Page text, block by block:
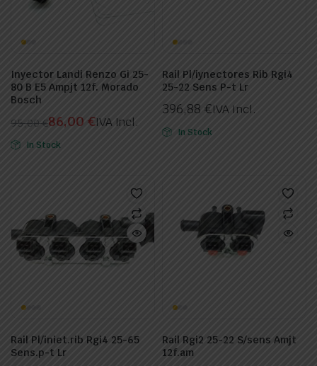
Inyector Landi Renzo Gi 25-
80 B E5 Ampjt 12f. Morado
Bosch
95,00€
El
precio
86,00 €
El
precio
IVA Incl.
In Stock
Rail Pl/iynectores Rib Rgi4
25-22 Sens P-t Lr
396,88 €IVA Incl.
In Stock
Rail Pl/iniet.rib Rgi4 25-65
Sens.p-t Lr
Rail Rgi2 25-22 S/sens Amjt
12f.am